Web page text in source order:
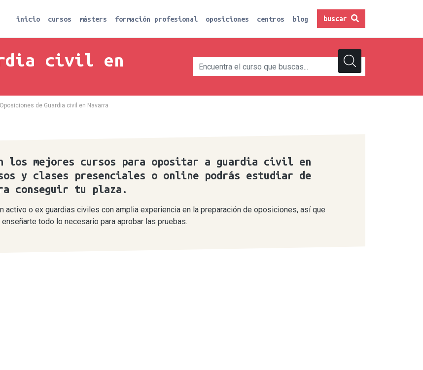
inicio cursos másters formación profesional oposiciones centros blog buscar
civil en
Oposiciones de Guardia civil en Navarra
los mejores cursos para opositar a guardia civil en
y clases presenciales o online podrás estudiar de
conseguir tu plaza.
o ex guardias civiles con amplia experiencia en la preparación de oposiciones, así que
todo lo necesario para aprobar las pruebas.